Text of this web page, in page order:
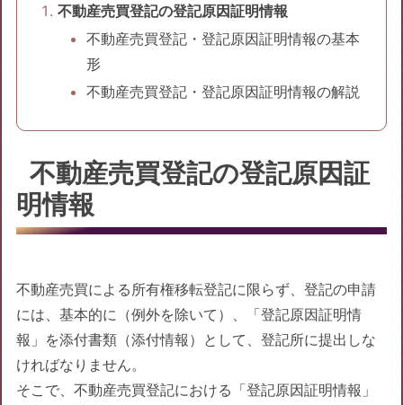
不動産売買登記の登記原因証明情報
不動産売買登記・登記原因証明情報の基本
形
不動産売買登記・登記原因証明情報の解説
不動産売買登記の登記原因証
明情報
不動産売買による所有権移転登記に限らず、登記の申請
には、基本的に（例外を除いて）、「登記原因証明情
報」を添付書類（添付情報）として、登記所に提出しな
ければなりません。
そこで、不動産売買登記における「登記原因証明情報」